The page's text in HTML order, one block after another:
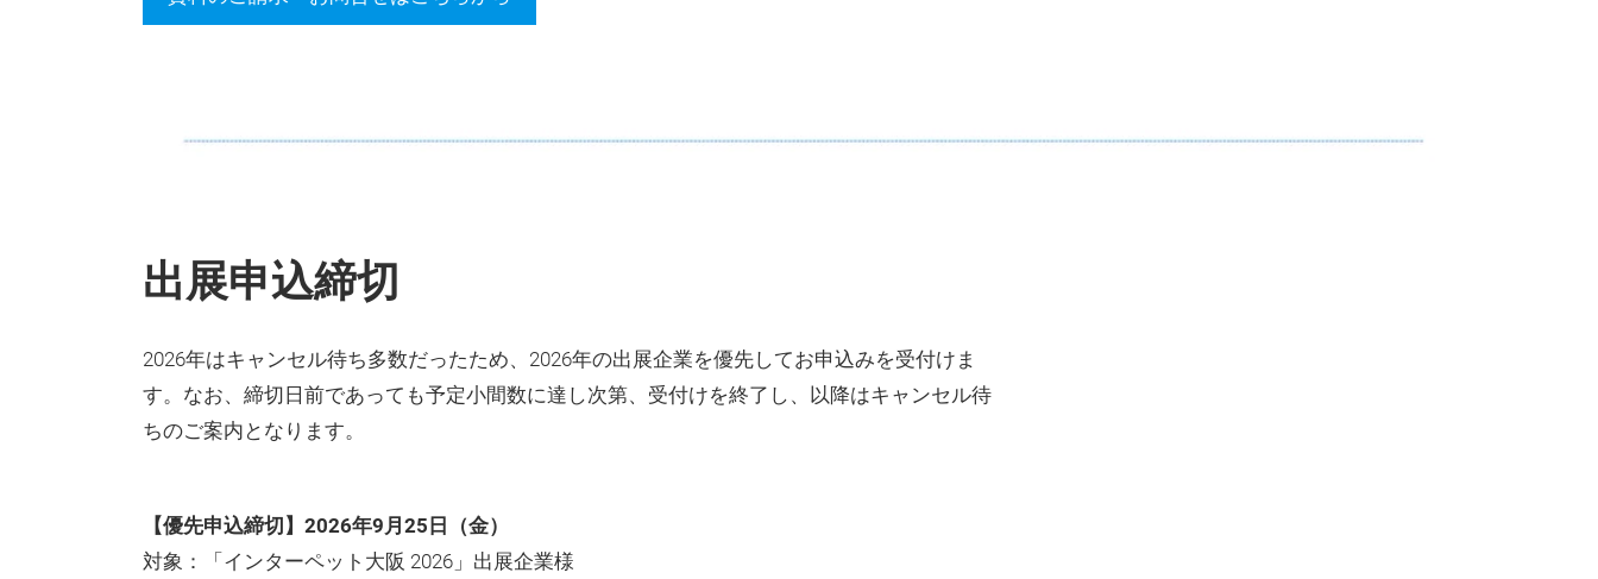
出展申込締切
2026年はキャンセル待ち多数だったため、2026年の出展企業を優先してお申込みを受付けま
す。なお、締切日前であっても予定小間数に達し次第、受付けを終了し、以降はキャンセル待
ちのご案内となります。
【優先申込締切】2026年9月25日（金）
対象：「インターペット大阪 2026」出展企業様